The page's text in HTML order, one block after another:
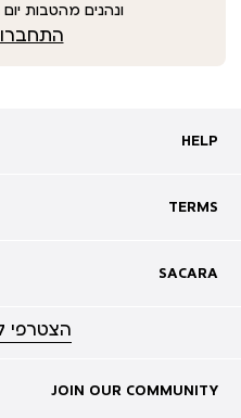
ונהנים מהטבות
התחברו
HELP
HELP
שאלות ותשובות
TERMS
TERMS
מדיניות פרטיות
SACARA
SACARA
JOIN OUR COMMUNITY
הצטרפי